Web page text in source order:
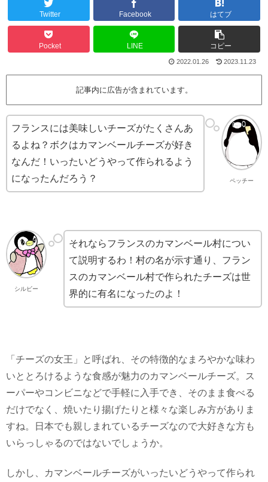
Twitter Facebook はてブ
Pocket LINE コピー
2022.01.26 2023.11.23
記事内に広告が含まれています。
ペッチー
フランスには美味しいチーズがたくさんあ
るよね？ボクはカマンベールチーズが好き
なんだ！いったいどうやって作られるよう
になったんだろう？
シルビー
それならフランスのカマンベール村につい
て説明するわ！村の名が示す通り、フラン
スのカマンベール村で作られたチーズは世
界的に有名になったのよ！
「チーズの女王」と呼ばれ、その特徴的なまろやかな味わ
いととろけるような食感が魅力のカマンベールチーズ。ス
ーパーやコンビニなどで手軽に入手でき、そのまま食べる
だけでなく、焼いたり揚げたりと様々な楽しみ方がありま
すね。日本でも親しまれているチーズなので大好きな方も
いらっしゃるのではないでしょうか。
しかし、カマンベールチーズがいったいどうやって作られ